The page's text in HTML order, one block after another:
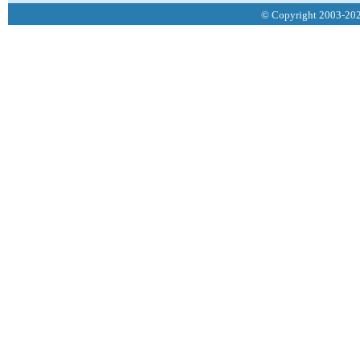
© Copyright 2003-